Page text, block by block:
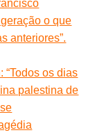
o que
anteriores”.
“Todos os dias
palestina de